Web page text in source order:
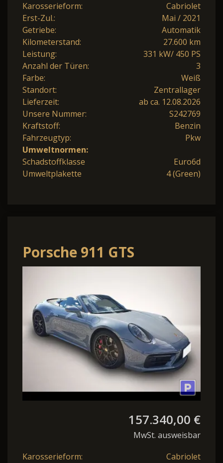
Karosserieform:
Cabriolet
Erst-Zul.:
Mai / 2021
Getriebe:
Automatik
Kilometerstand:
27.600 km
Leistung:
331 kW/ 450 PS
Anzahl der Türen:
3
Farbe:
Weiß
Standort:
Zentrallager
Lieferzeit:
ab ca. 12.08.2026
Unsere Nummer:
S242769
Kraftstoff:
Benzin
Fahrzeugtyp:
Pkw
Umweltnormen:
Schadstoffklasse
Euro6d
Umweltplakette
4 (Green)
Porsche 911 GTS
Cabriolet Matrix Bose
InnoDrive GT-Lenkr
157.340,00 €
MwSt. ausweisbar
Karosserieform:
Cabriolet